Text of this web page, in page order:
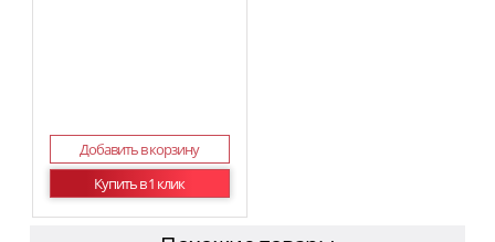
Добавить в корзину
Купить в 1 клик